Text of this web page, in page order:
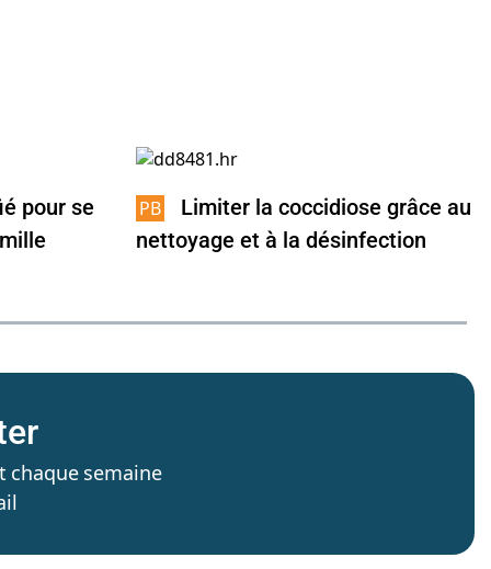
pour se
Limiter la coccidiose grâce au
nettoyage et à la désinfection
chaque semaine